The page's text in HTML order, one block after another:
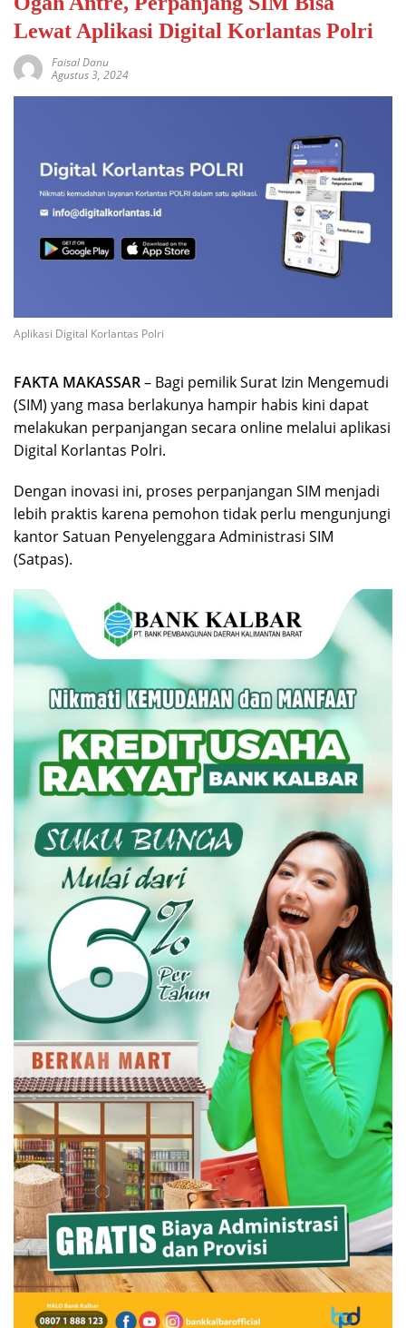
Lewat Aplikasi Digital Korlantas Polri
Faisal Danu
Agustus 3, 2024
Aplikasi Digital Korlantas Polri
FAKTA MAKASSAR– Bagi pemilik Surat Izin Mengemudi
(SIM) yang masa berlakunya hampir habis kini dapat
melakukan perpanjangan secara online melalui aplikasi
Digital Korlantas Polri.
Dengan inovasi ini, proses perpanjangan SIM menjadi
lebih praktis karena pemohon tidak perlu mengunjungi
kantor Satuan Penyelenggara Administrasi SIM
(Satpas).